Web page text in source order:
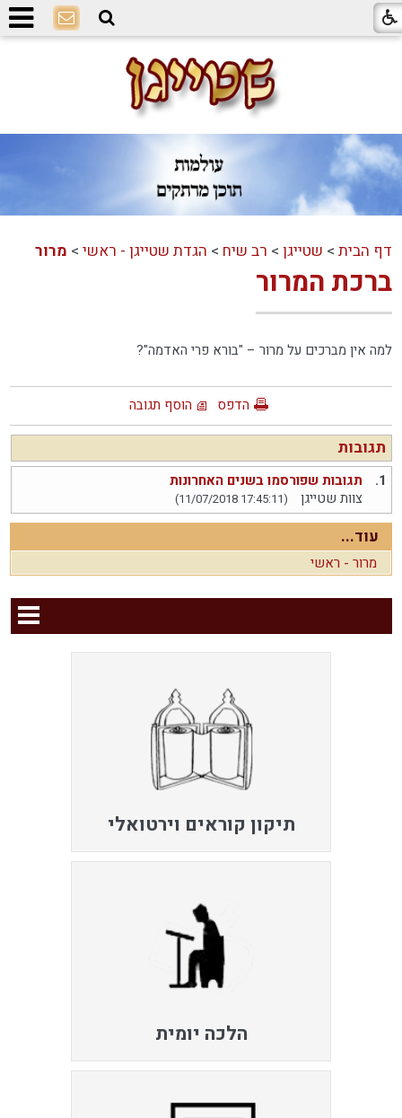
דף הבית > שטייגן > רב שיח > הגדת שטייגן - ראשי > מרור
ברכת המרור
למה אין מברכים על מרור – "בורא פרי האדמה"?
הדפס הוסף תגובה
תגובות
1.
תגובות שפורסמו בשנים האחרונות
צוות שטייגן
(11/07/2018 17:45:11)
עוד...
מרור - ראשי
תיקון קוראים וירטואלי
הלכה יומית